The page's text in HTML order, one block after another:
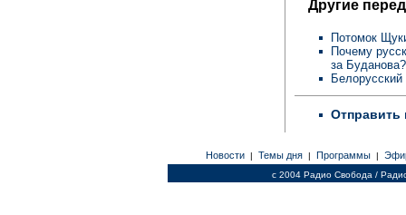
Другие
Потомок
Почему
за Буданова?
Отправить
Новости | Темы дня | Программы |
c 2004 Радио Свобода /